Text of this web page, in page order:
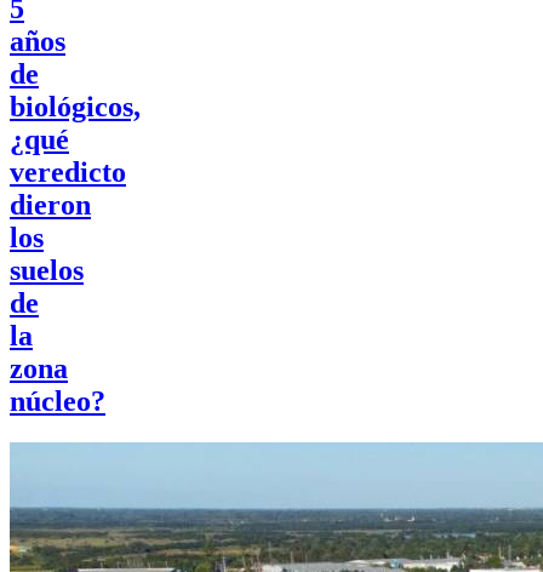
5
años
de
biológicos,
¿qué
veredicto
dieron
los
suelos
de
la
zona
núcleo?